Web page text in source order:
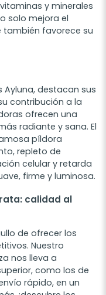
y minerales
solo mejora el
también favorece su
destacan sus
contribución a la
ofrecen una
radiante y sana. El
píldora
repleto de
celular y retarda
firme y luminosa.
calidad al
de ofrecer los
Nuestro
nos lleva a
como los de
rápido, en un